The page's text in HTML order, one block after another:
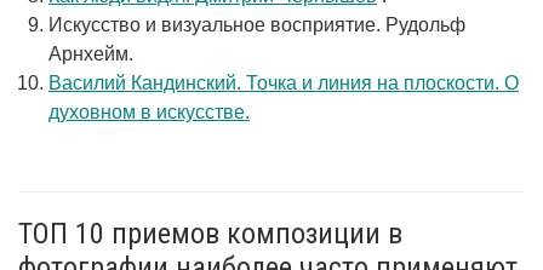
Искусство и визуальное восприятие. Рудольф
Арнхейм.
Василий Кандинский. Точка и линия на плоскости. О
духовном в искусстве.
ТОП 10 приемов композиции в